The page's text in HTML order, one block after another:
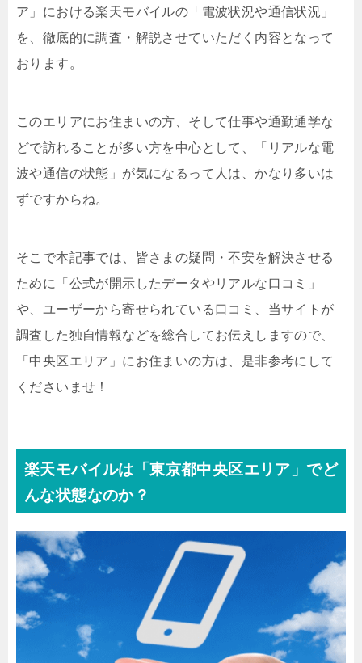
ア 」における楽天モバイルの「電波状況や通信状況」
を、徹底的に調査・解説させていただく内容となって
おります。
このエリアにお住まいの方、そして仕事や通勤通学な
どで訪れることが多い方を中心として、「リアルな電
波や通信の状態」が気になるって人は、かなり多いは
ずですからね。
そこで本記事では、皆さまの疑問・不安を解決させる
ために「公式が開示したデータやリアルな口コミ」
や、ユーザーから寄せられている口コミ、当サイトが
調査した独自情報などを総合してお伝えしますので、
「中央区エリア」にお住まいの方は、是非参考にして
くださいませ！
楽天モバイルは「東京都中央区エリア 」でど
んな状態なのか？